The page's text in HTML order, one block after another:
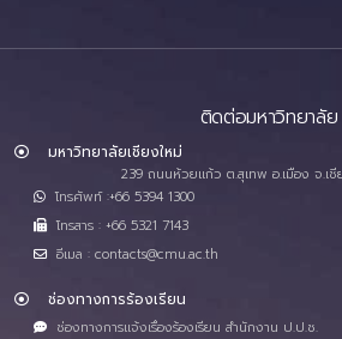
ติดต่อมหาวิทยาลัย
มหาวิทยาลัยเชียงใหม่
239 ถนนห้วยแก้ว ต.สุเทพ อ.เมือง จ.เชี
โทรศัพท์ :+66 5394 1300
โทรสาร : +66 5321 7143
อีเมล : contacts@cmu.ac.th
ช่องทางการร้องเรียน
ช่องทางการแจ้งเรื่องร้องเรียน สำนักงาน ป.ป.ช.